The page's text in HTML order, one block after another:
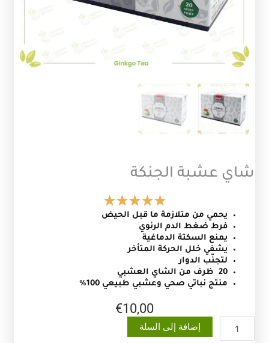
شاي عشبة الجنكة
يحمي من متلازمة ما قبل الحيض
فرط ضغط الدم الرئوي
يمنع السكتة الدماغية
يشفي خلل الحركة المتأخر
لتجنّب الدوار
20 ظرف من الشاي العشبي
منتج نباتي صحي وعشبي طبيعي 100%
€10,00
كمية
شاي إضافة إلى السلة